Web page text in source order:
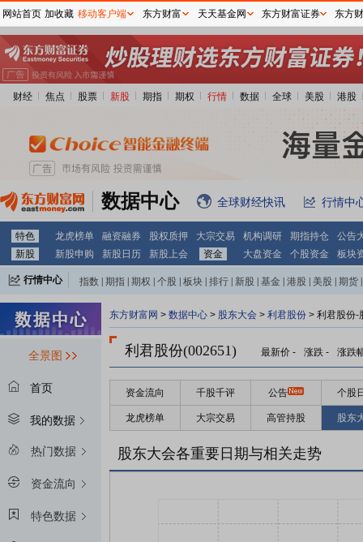
财经 焦点 股票 新股 期指 期权 行情 数据 全球 美股 港股
数据中心 全球财经快讯 行情中
特色 龙虎榜单 融资融券 股权质押 大宗交易 机构调研 期指持仓
公告
新股
新股申购 新股日历 新股上会 资金 大盘资金 个股资金 板块
行情中心 指数 期指 期权 个股 板块 排行 新股 基金 港股 美股 期货
全景图
首页
我的数据
热门数据
资金流向
特色数据
东方财富网 > 数据中心 > 股东大会 > 利君股份 > 利君股份-
利君股份(002651) 最新价 - 涨跌 - 涨跌
资金流向 千股千评 公告 个股
龙虎榜单 大宗交易 高管持股 股东
股东大会各重要日期与相关走势
网站首页 加收藏 移动客户端 东方财富 天天基金网 东方财富证券 东方